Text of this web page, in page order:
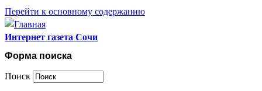
Перейти к основному содержанию
Интернет газета Сочи
Форма поиска
Поиск